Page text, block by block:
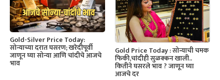
Gold-Silver Price Today:
सोन्याच्या दरात घसरण; खरेदीपूर्वी
जाणून घ्या सोन्या आणि चांदीचे आजचे
भाव
Gold Price Today : सोन्याची चमक
फिकी,चांदीही सुळक्कन खाली..
कितीने घसरले भाव ? जाणून घ्या
आजचे दर